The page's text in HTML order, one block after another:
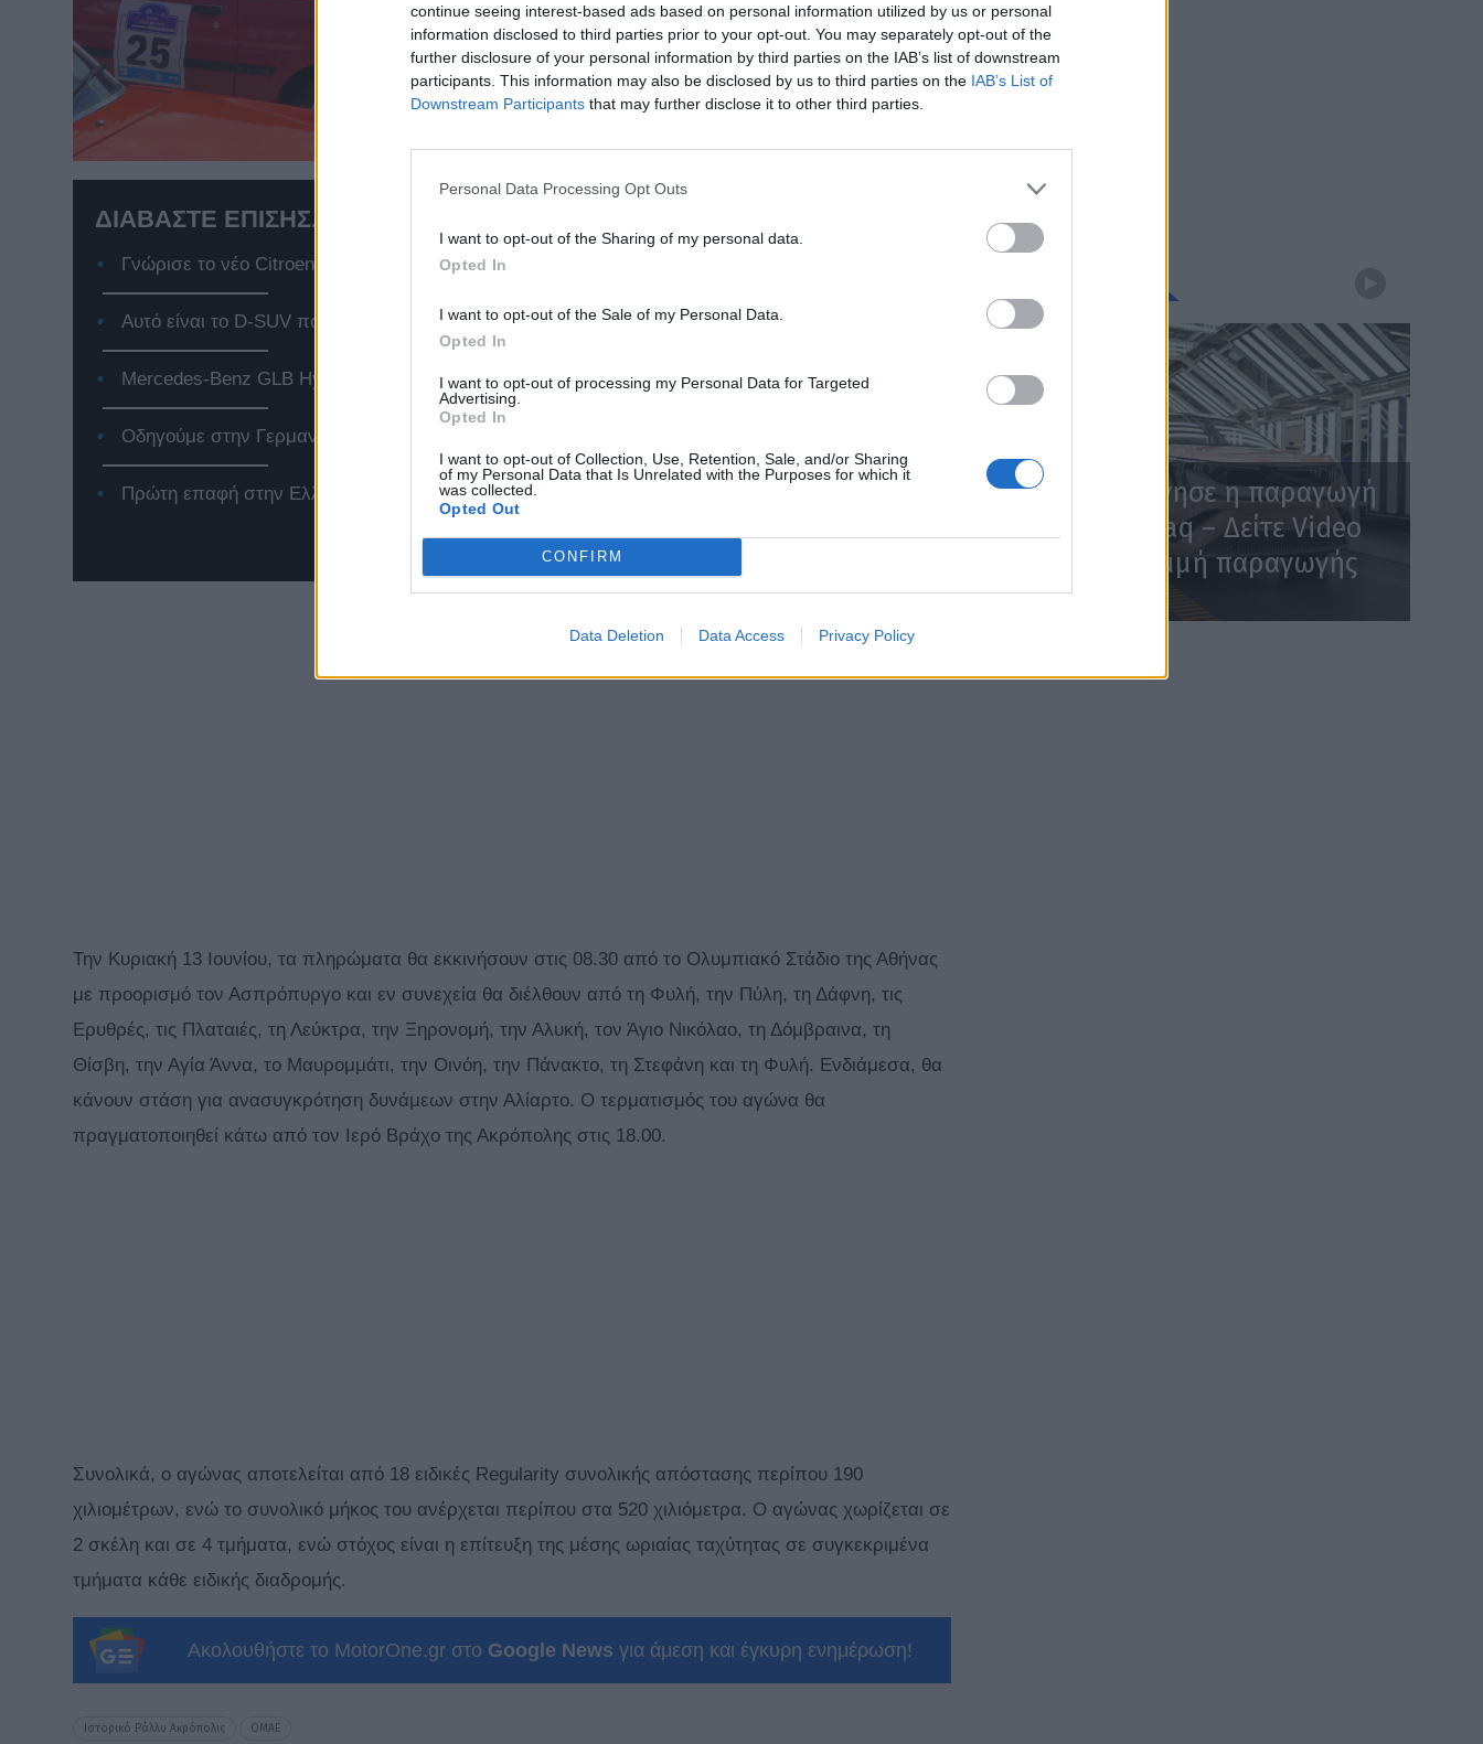
continue seeing interest-based ads based on personal information utilized by us or personal
information disclosed to third parties prior to your opt-out. You may separately opt-out of the
further disclosure of your personal information by third parties on the IAB’s list of downstream
participants. This information may also be disclosed by us to third parties on the IAB’s List of
Downstream Participants that may further disclose it to other third parties.
Personal Data Processing Opt Outs
I want to opt-out of the Sharing of my personal data.
Opted In
I want to opt-out of the Sale of my Personal Data.
Opted In
I want to opt-out of processing my Personal Data for Targeted
Advertising.
Opted In
I want to opt-out of Collection, Use, Retention, Sale, and/or Sharing
of my Personal Data that Is Unrelated with the Purposes for which it
was collected.
Opted Out
CONFIRM
Data Deletion Data Access Privacy Policy
ΔΙΑΒΑΣΤΕ ΕΠΙΣΗΣ...
Γνώρισε το νέο Citroen e-C3, το αμιγώς ηλεκτρικό αυτοκίνητο πόλης, από 17.900€!
Αυτό είναι το D-SUV που αλλάζει τα δεδομένα στην κατηγορία του!
Mercedes-Benz GLB Hybrid: Το premium SUV που έρχεται να αλλάξει τα δεδομένα
Οδηγούμε στην Γερμανία το Jeep Compass 4xe
Πρώτη επαφή στην Ελλάδα με το νέο Renault Twingo E-Tech
Την Κυριακή 13 Ιουνίου, τα πληρώματα θα εκκινήσουν στις 08.30 από το Ολυμπιακό Στάδιο της Αθήνας
με προορισμό τον Ασπρόπυργο και εν συνεχεία θα διέλθουν από τη Φυλή, την Πύλη, τη Δάφνη, τις
Ερυθρές, τις Πλαταιές, τη Λεύκτρα, την Ξηρονομή, την Αλυκή, τον Άγιο Νικόλαο, τη Δόμβραινα, τη
Θίσβη, την Αγία Άννα, το Μαυρομμάτι, την Οινόη, την Πάνακτο, τη Στεφάνη και τη Φυλή. Ενδιάμεσα, θα
κάνουν στάση για ανασυγκρότηση δυνάμεων στην Αλίαρτο. Ο τερματισμός του αγώνα θα
πραγματοποιηθεί κάτω από τον Ιερό Βράχο της Ακρόπολης στις 18.00.
Συνολικά, ο αγώνας αποτελείται από 18 ειδικές Regularity συνολικής απόστασης περίπου 190
χιλιομέτρων, ενώ το συνολικό μήκος του ανέρχεται περίπου στα 520 χιλιόμετρα. Ο αγώνας χωρίζεται σε
2 σκέλη και σε 4 τμήματα, ενώ στόχος είναι η επίτευξη της μέσης ωριαίας ταχύτητας σε συγκεκριμένα
τμήματα κάθε ειδικής διαδρομής.
Ακολουθήστε το MotorOne.gr στο Google News για άμεση και έγκυρη ενημέρωση!
Ιστορικό Ράλλυ Ακρόπολις ΟΜΑΕ
Skoda: Ξεκίνησε η παραγωγή
του νέου Peaq – Δείτε Video
από τη γραμμή παραγωγής
WEB TV